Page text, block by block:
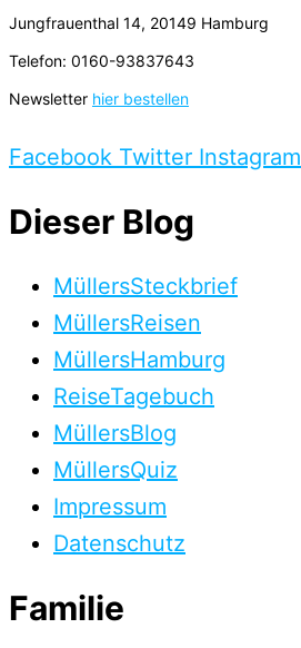
Jungfrauenthal 14, 20149 Hamburg
Telefon: 0160-93837643
Newsletter hier bestellen
Facebook Twitter Instagram
Dieser Blog
MüllersSteckbrief
MüllersReisen
MüllersHamburg
ReiseTagebuch
MüllersBlog
MüllersQuiz
Impressum
Datenschutz
Familie